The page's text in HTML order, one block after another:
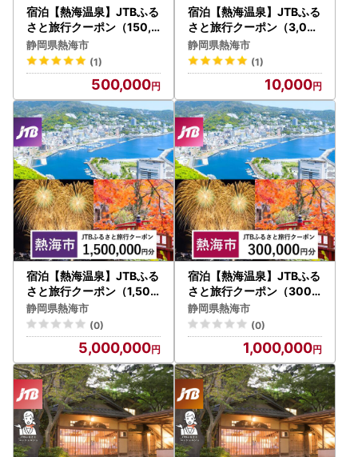
宿泊【熱海温泉】JTBふる
さと旅行クーポン（150,0
00円分）Eメール発行 宿
泊券
静岡県熱海市
(1)
500,000
宿泊【熱海温泉】JTBふる
さと旅行クーポン（3,00
0円分） Eメール発行 宿泊
券
静岡県熱海市
(1)
10,000
宿泊【熱海温泉】JTBふる
さと旅行クーポン（1,500
,000円分）Eメール発行
宿泊券
静岡県熱海市
(0)
5,000,000
宿泊【熱海温泉】JTBふる
さと旅行クーポン（300,
000円分）Eメール発行 宿
泊券
静岡県熱海市
(0)
1,000,000